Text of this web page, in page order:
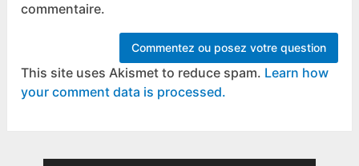
commentaire.
This site uses Akismet to reduce spam. Learn how
your comment data is processed.